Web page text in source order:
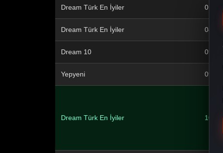
Dream Türk En İyiler 01:00
Dream Türk En İyiler 04:00
Dream 10 09:00
Yepyeni 09:30
Dream Türk En İyiler 10:00